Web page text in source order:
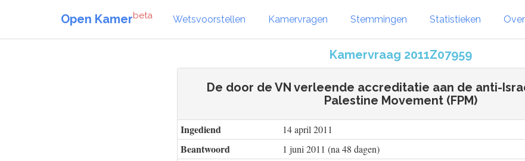
Open Kamerbeta Wetsvoorstellen Kamervragen Stemmingen Statistieken
Kamervraag 2011Z07959
De door de VN verleende accreditatie aan de anti-
Palestine Movement (FPM)
Ingediend 14 april 2011
Beantwoord 1 juni 2011 (na 48 dagen)